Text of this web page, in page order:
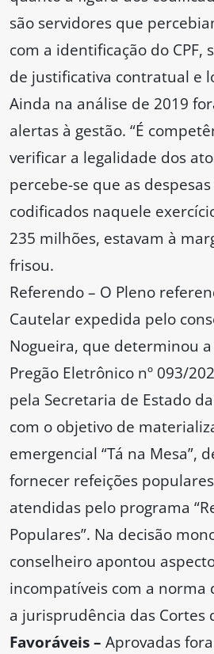
são servidores que
com a identificação do
de justificativa contratual e
Ainda na análise de 2019
alertas à gestão. “É
verificar a legalidade dos
percebe-se que as
codificados naquele
235 milhões, estavam à
frisou.
Referendo – O Pleno
Cautelar expedida pelo
Nogueira, que determinou
Pregão Eletrônico nº 093/
pela Secretaria de Estado
com o objetivo de
emergencial “Tá na Mesa”,
fornecer refeições
atendidas pelo programa
Populares”. Na decisão
conselheiro apontou
incompatíveis com a norma
a jurisprudência das Cortes
Favoráveis – Aprovadas